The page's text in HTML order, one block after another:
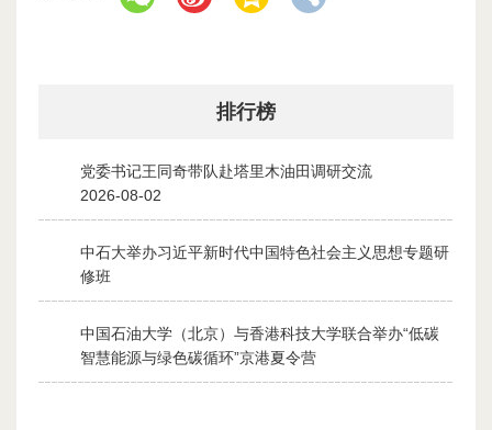
排行榜
党委书记王同奇带队赴塔里木油田调研交流
2026-08-02
中石大举办习近平新时代中国特色社会主义思想专题研
修班
2026-07-28
中国石油大学（北京）与香港科技大学联合举办“低碳
智慧能源与绿色碳循环”京港夏令营
2026-07-30